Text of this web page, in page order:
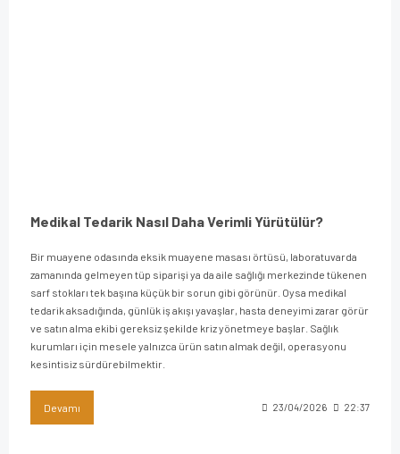
Medikal Tedarik Nasıl Daha Verimli Yürütülür?
Bir muayene odasında eksik muayene masası örtüsü, laboratuvarda
zamanında gelmeyen tüp siparişi ya da aile sağlığı merkezinde tükenen
sarf stokları tek başına küçük bir sorun gibi görünür. Oysa medikal
tedarik aksadığında, günlük iş akışı yavaşlar, hasta deneyimi zarar görür
ve satın alma ekibi gereksiz şekilde kriz yönetmeye başlar. Sağlık
kurumları için mesele yalnızca ürün satın almak değil, operasyonu
kesintisiz sürdürebilmektir.
Devamı 23/04/2026 22:37